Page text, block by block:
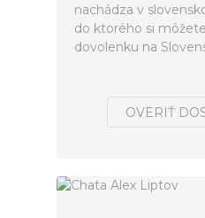
nachádza v
do ktorého si
dovolenku na
OVERIŤ